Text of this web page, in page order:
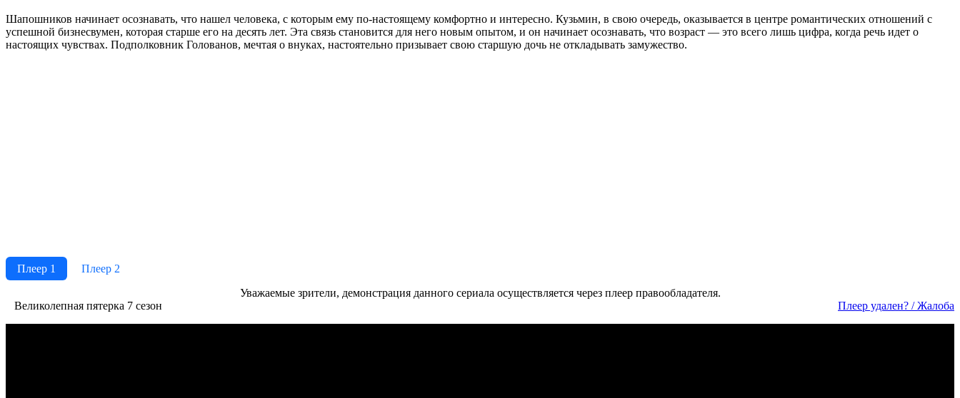
Шапошников начинает осознавать, что нашел человека, с которым ему по-настоящему комфортно и интересно. Кузьмин, в свою очередь, оказывается в центре романтических отношений с
успешной бизнесвумен, которая старше его на десять лет. Эта связь становится для него новым опытом, и он начинает осознавать, что возраст — это всего лишь цифра, когда речь идет о
настоящих чувствах. Подполковник Голованов, мечтая о внуках, настоятельно призывает свою старшую дочь не откладывать замужество.
Плеер 1
Плеер 2
Ува­жае­мые зри­те­ли, де­мон­ст­ра­ция дан­но­го се­риа­ла осу­ще­ст­в­ля­ет­ся че­рез пле­ер пра­во­об­ла­да­те­ля.
Великолепная пятерка 7 сезон
Пле­ер уда­лен? / Жа­ло­ба